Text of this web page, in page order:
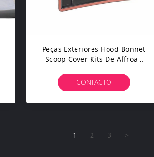
Peças Exteriores Hood Bonnet
Scoop Cover Kits De Affroad
CONTACTO
1 2 3 >